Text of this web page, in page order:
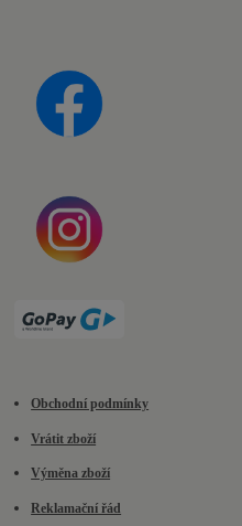
Obchodní podmínky
Vrátit zboží
Výměna zboží
Reklamační řád